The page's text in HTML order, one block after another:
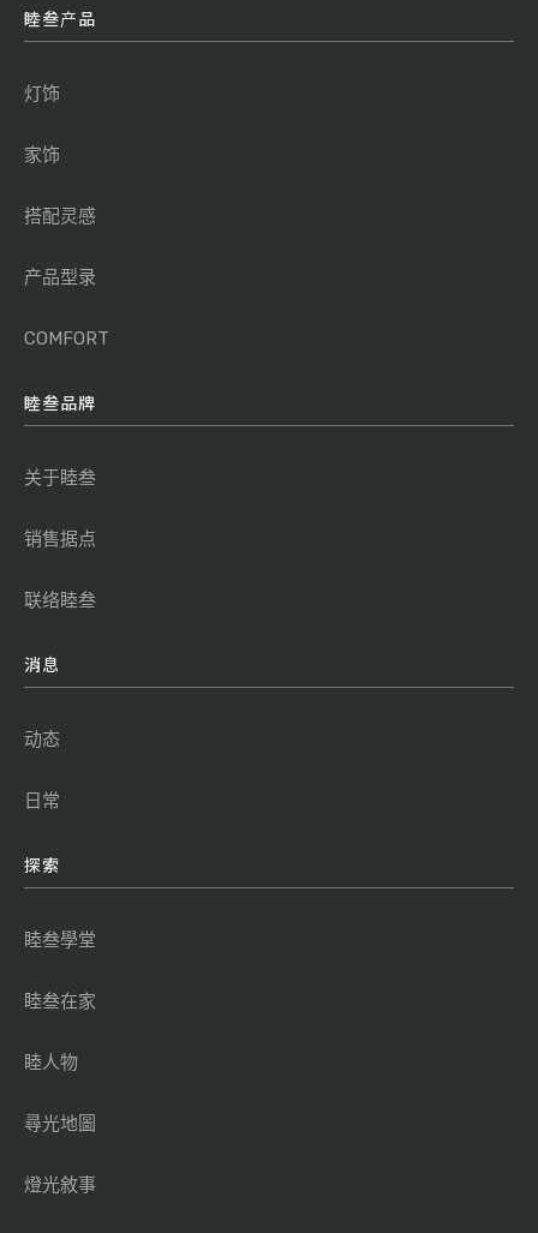
睦叁产品
灯饰
家饰
搭配灵感
产品型录
COMFORT
睦叁品牌
关于睦叁
销售据点
联络睦叁
消息
动态
日常
探索
睦叁學堂
睦叁在家
睦人物
尋光地圖
燈光敘事